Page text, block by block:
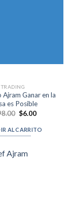
TRADING
Ganar en la
es Posible
Original
was:
$198.00.
$6.00Current
is:
$6.00.
AL CARRITO
Ajram